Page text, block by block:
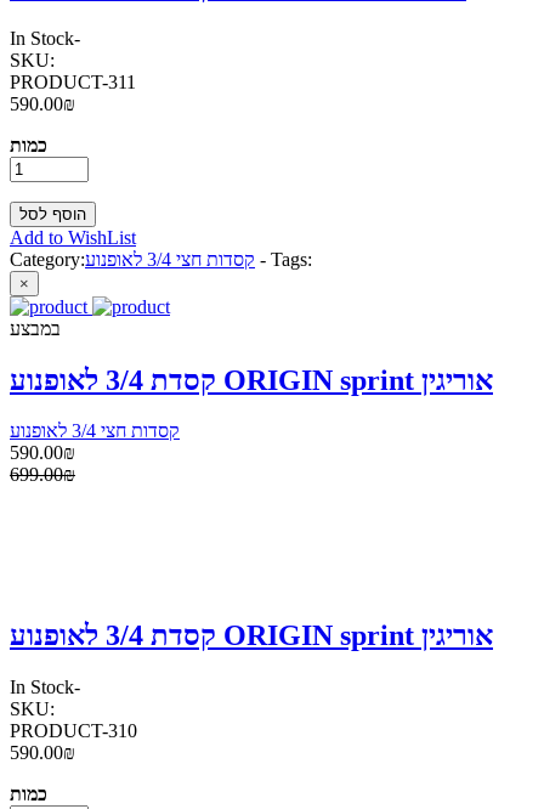
In Stock-
SKU:
PRODUCT-311
590.00₪
כמות
Add to WishList
Category:
קסדות חצי 3/4 לאופנוע - Tags:
×
במבצע
קסדת 3/4 לאופנוע ORIGIN sprint אוריגין
קסדות חצי 3/4 לאופנוע
590.00₪
699.00₪
קסדת 3/4 לאופנוע ORIGIN sprint אוריגין
In Stock-
SKU:
PRODUCT-310
590.00₪
כמות